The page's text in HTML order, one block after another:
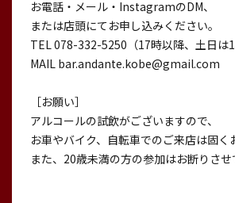
お電話・メール・InstagramのDM、
または店頭にてお申し込みください。
TEL 078-332-5250（17時以降、土日は
MAIL bar.andante.kobe@gmail.com
［お願い］
アルコールの試飲がございますので、
お車やバイク、自転車でのご来店は固く
また、20歳未満の方の参加はお断りさせ